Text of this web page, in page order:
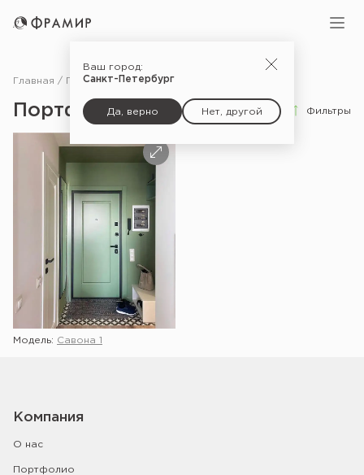
Ваш город:
Санкт-Петербург
Да, верно Нет, другой
Главная Портфолио
Портфолио Фильтры
Модель: Савона 1
Компания
О нас
Портфолио